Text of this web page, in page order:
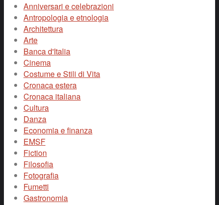
Anniversari e celebrazioni
Antropologia e etnologia
Architettura
Arte
Banca d'Italia
Cinema
Costume e Stili di Vita
Cronaca estera
Cronaca italiana
Cultura
Danza
Economia e finanza
EMSF
Fiction
Filosofia
Fotografia
Fumetti
Gastronomia